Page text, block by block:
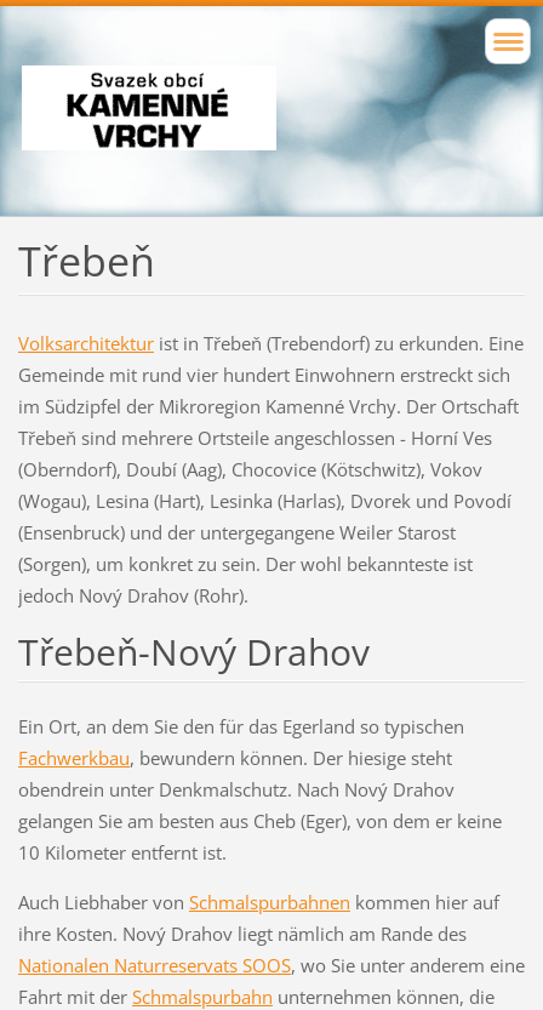
Třebeň
Volksarchitekturist in Třebeň (Trebendorf) zu erkunden. Eine
Gemeinde mit rund vier hundert Einwohnern erstreckt sich
im Südzipfel der Mikroregion Kamenné Vrchy. Der Ortschaft
Třebeň sind mehrere Ortsteile angeschlossen - Horní Ves
(Oberndorf), Doubí (Aag), Chocovice (Kötschwitz), Vokov
(Wogau), Lesina (Hart), Lesinka (Harlas), Dvorek und Povodí
(Ensenbruck) und der untergegangene Weiler Starost
(Sorgen), um konkret zu sein. Der wohl bekannteste ist
jedoch Nový Drahov (Rohr).
Třebeň-Nový Drahov
Ein Ort, an dem Sie den für das Egerland so typischen
Fachwerkbau, bewundern können. Der hiesige steht
obendrein unter Denkmalschutz. Nach Nový Drahov
gelangen Sie am besten aus Cheb (Eger), von dem er keine
10 Kilometer entfernt ist.
Auch Liebhaber von Schmalspurbahnen kommen hier auf
ihre Kosten. Nový Drahov liegt nämlich am Rande des
Nationalen Naturreservats SOOS, wo Sie unter anderem eine
Fahrt mit der Schmalspurbahn unternehmen können, die